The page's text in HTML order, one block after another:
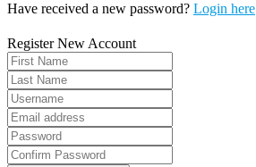
Have received a new password? Login here
Register New Account